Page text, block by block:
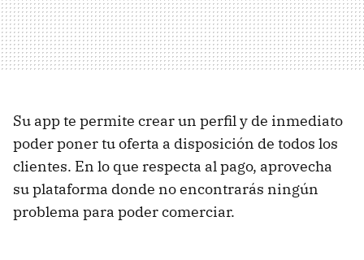
Su app te permite crear un perfil y de inmediato
poder poner tu oferta a disposición de todos los
clientes. En lo que respecta al pago, aprovecha
su plataforma donde no encontrarás ningún
problema para poder comerciar.